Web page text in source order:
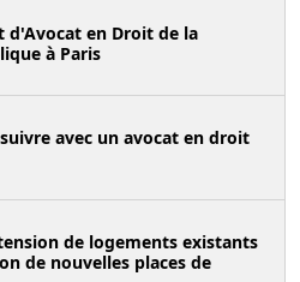
d'Avocat en Droit de la
à Paris
avec un avocat en droit
de logements existants
de nouvelles places de